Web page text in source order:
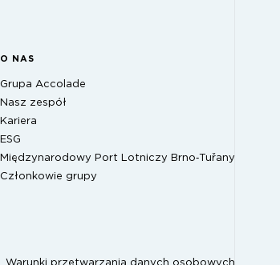
O NAS
Grupa Accolade
Nasz zespół
Kariera
ESG
Międzynarodowy Port Lotniczy Brno‑Tuřany
Członkowie grupy
Warunki przetwarzania danych osobowych